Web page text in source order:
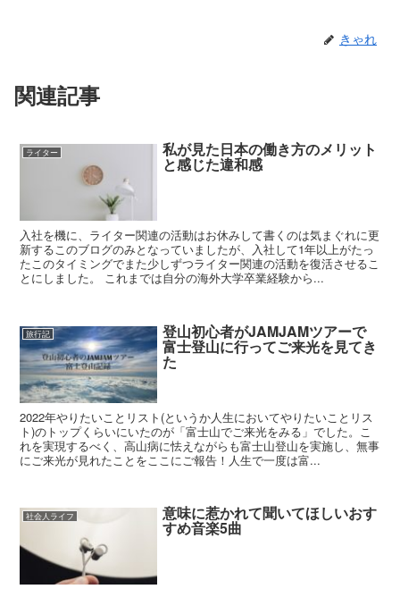
きゃれ
関連記事
ライター 私が見た日本の働き方のメリット
と感じた違和感
入社を機に、ライター関連の活動はお休みして書くのは気まぐれに更
新するこのブログのみとなっていましたが、入社して1年以上がたっ
たこのタイミングでまた少しずつライター関連の活動を復活させるこ
とにしました。 これまでは自分の海外大学卒業経験から...
旅行記 登山初心者がJAMJAMツアーで
富士登山に行ってご来光を見てき
た
2022年やりたいことリスト(というか人生においてやりたいことリス
ト)のトップくらいにいたのが「富士山でご来光をみる」でした。こ
れを実現するべく、高山病に怯えながらも富士山登山を実施し、無事
にご来光が見れたことをここにご報告！人生で一度は富...
社会人ライフ 意味に惹かれて聞いてほしいおす
すめ音楽5曲